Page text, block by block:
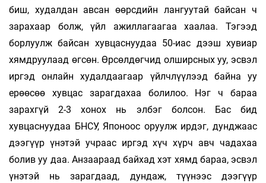
биш, худалдан авсан өөрсдийн лангуутай байсан ч
зарахаар болж, үйл ажиллагаагаа хаалаа. Тэгээд
борлуулж байсан хувцаснуудаа 50-иас дээш хувиар
хямдруулаад өгсөн. Өрсөлдөгчид олширсных уу, эсвэл
иргэд онлайн худалдаагаар үйлчлүүлээд байна уу
ерөөсөө хувцас зарагдахаа болилоо. Нэг ч бараа
зарахгүй 2-3 хонох нь элбэг болсон. Бас бид
хувцаснуудаа БНСУ, Японоос оруулж ирдэг, дунджаас
дээгүүр үнэтэй учраас иргэд хүч хүрч авч чадахаа
болив уу даа. Анзаараад байхад хэт хямд бараа, эсвэл
үнэтэй нь зарагдаад, дундаж, түүнээс дээгүүр